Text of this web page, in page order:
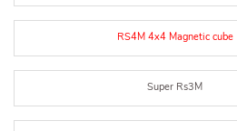
RS4M 4x4 Magnetic cube
Super Rs3M